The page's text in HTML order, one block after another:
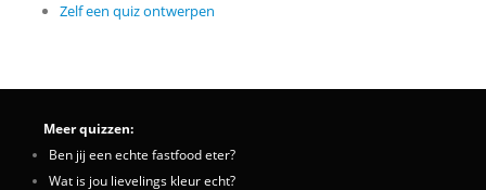
Zelf een quiz ontwerpen
Meer quizzen:
Ben jij een echte fastfood eter?
Wat is jou lievelings kleur echt?